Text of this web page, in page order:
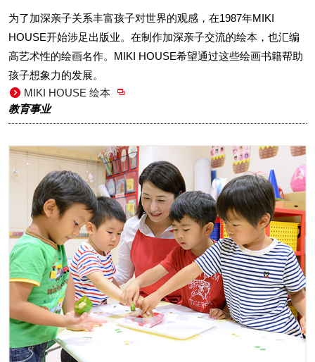
为了加深亲子关系丰富孩子对世界的观感，在1987年MIKI
HOUSE开始涉足出版业。在制作加深亲子交流的绘本，也汇编
高艺术性的绘画名作。MIKI HOUSE希望通过这些绘画书籍帮助
孩子想象力的发展。
MIKI HOUSE 绘本
教育事业